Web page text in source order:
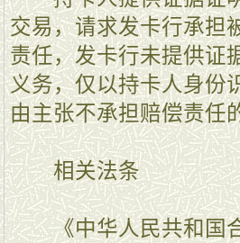
交易，请求发卡行承担
责任，发卡行未提供证
义务，仅以持卡人身份
由主张不承担赔偿责任
相关法条
《中华人民共和国合